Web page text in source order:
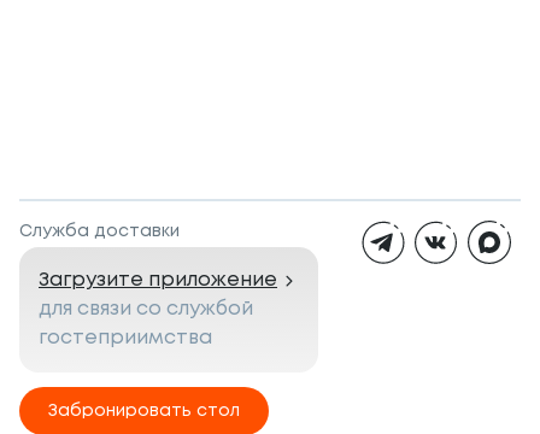
Служба доставки
Загрузите приложение
для связи со службой
гостеприимства
Забронировать стол